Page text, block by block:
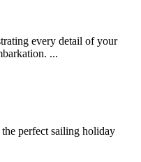
every detail of your
...
perfect sailing holiday